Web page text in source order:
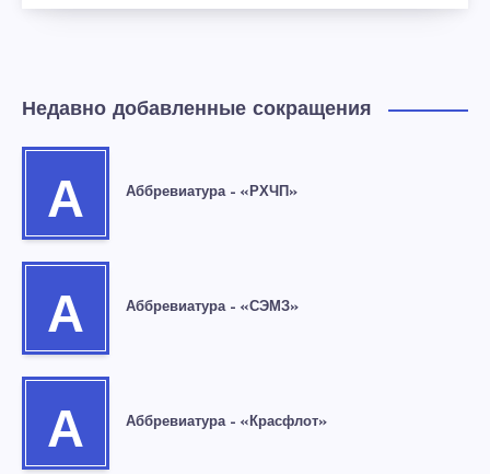
Недавно добавленные сокращения
А Аббревиатура – «РХЧП»
А Аббревиатура – «СЭМЗ»
А Аббревиатура – «Красфлот»